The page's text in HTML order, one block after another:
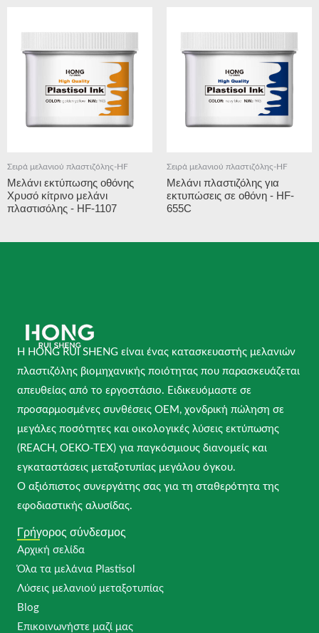
Σειρά μελανιού πλαστιζόλης-HF
Μελάνι εκτύπωσης οθόνης
Χρυσό κίτρινο μελάνι
πλαστισόλης - HF-1107
Σειρά μελανιού πλαστιζόλης-HF
Μελάνι πλαστιζόλης για
εκτυπώσεις σε οθόνη - HF-
655C
Η HONG RUI SHENG είναι ένας κατασκευαστής μελανιών
πλαστιζόλης βιομηχανικής ποιότητας που παρασκευάζεται
απευθείας από το εργοστάσιο. Ειδικευόμαστε σε
προσαρμοσμένες συνθέσεις OEM, χονδρική πώληση σε
μεγάλες ποσότητες και οικολογικές λύσεις εκτύπωσης
(REACH, OEKO-TEX) για παγκόσμιους διανομείς και
εγκαταστάσεις μεταξοτυπίας μεγάλου όγκου.
Ο αξιόπιστος συνεργάτης σας για τη σταθερότητα της
εφοδιαστικής αλυσίδας.
Γρήγορος σύνδεσμος
Αρχική σελίδα
Όλα τα μελάνια Plastisol
Λύσεις μελανιού μεταξοτυπίας
Blog
Επικοινωνήστε μαζί μας